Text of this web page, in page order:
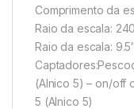
Comprimento da
Raio da escala:
Raio da escala:
(Alnico 5) – on/off
5 (Alnico 5)